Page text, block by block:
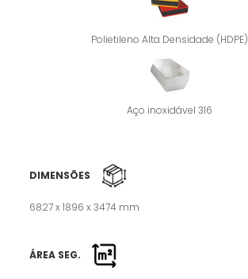
Polietileno Alta Densidade (HDPE)
Aço inoxidável 316
DIMENSÕES
6827 x 1896 x 3474 mm
ÁREA SEG.